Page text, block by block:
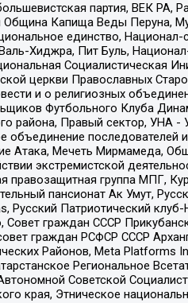
партия, ВЕК РА,
Община Капища Веды Перуна,
единство,
Хиджра, Пит Буль,
Социалистическая
церкви Православных
и о религиозных
Футбольного Клуба
района, Правый сектор, УНА -
объединение последователей
Атака, Мечеть Мирмамеда,
экстремистской
правозащитная группа МПГ,
пансионат Ак Умут,
Русский Патриотический
Совет граждан СССР
граждан РСФСР СССР
Районов, Meta Platforms
Региональное
Советской
края, Этническое